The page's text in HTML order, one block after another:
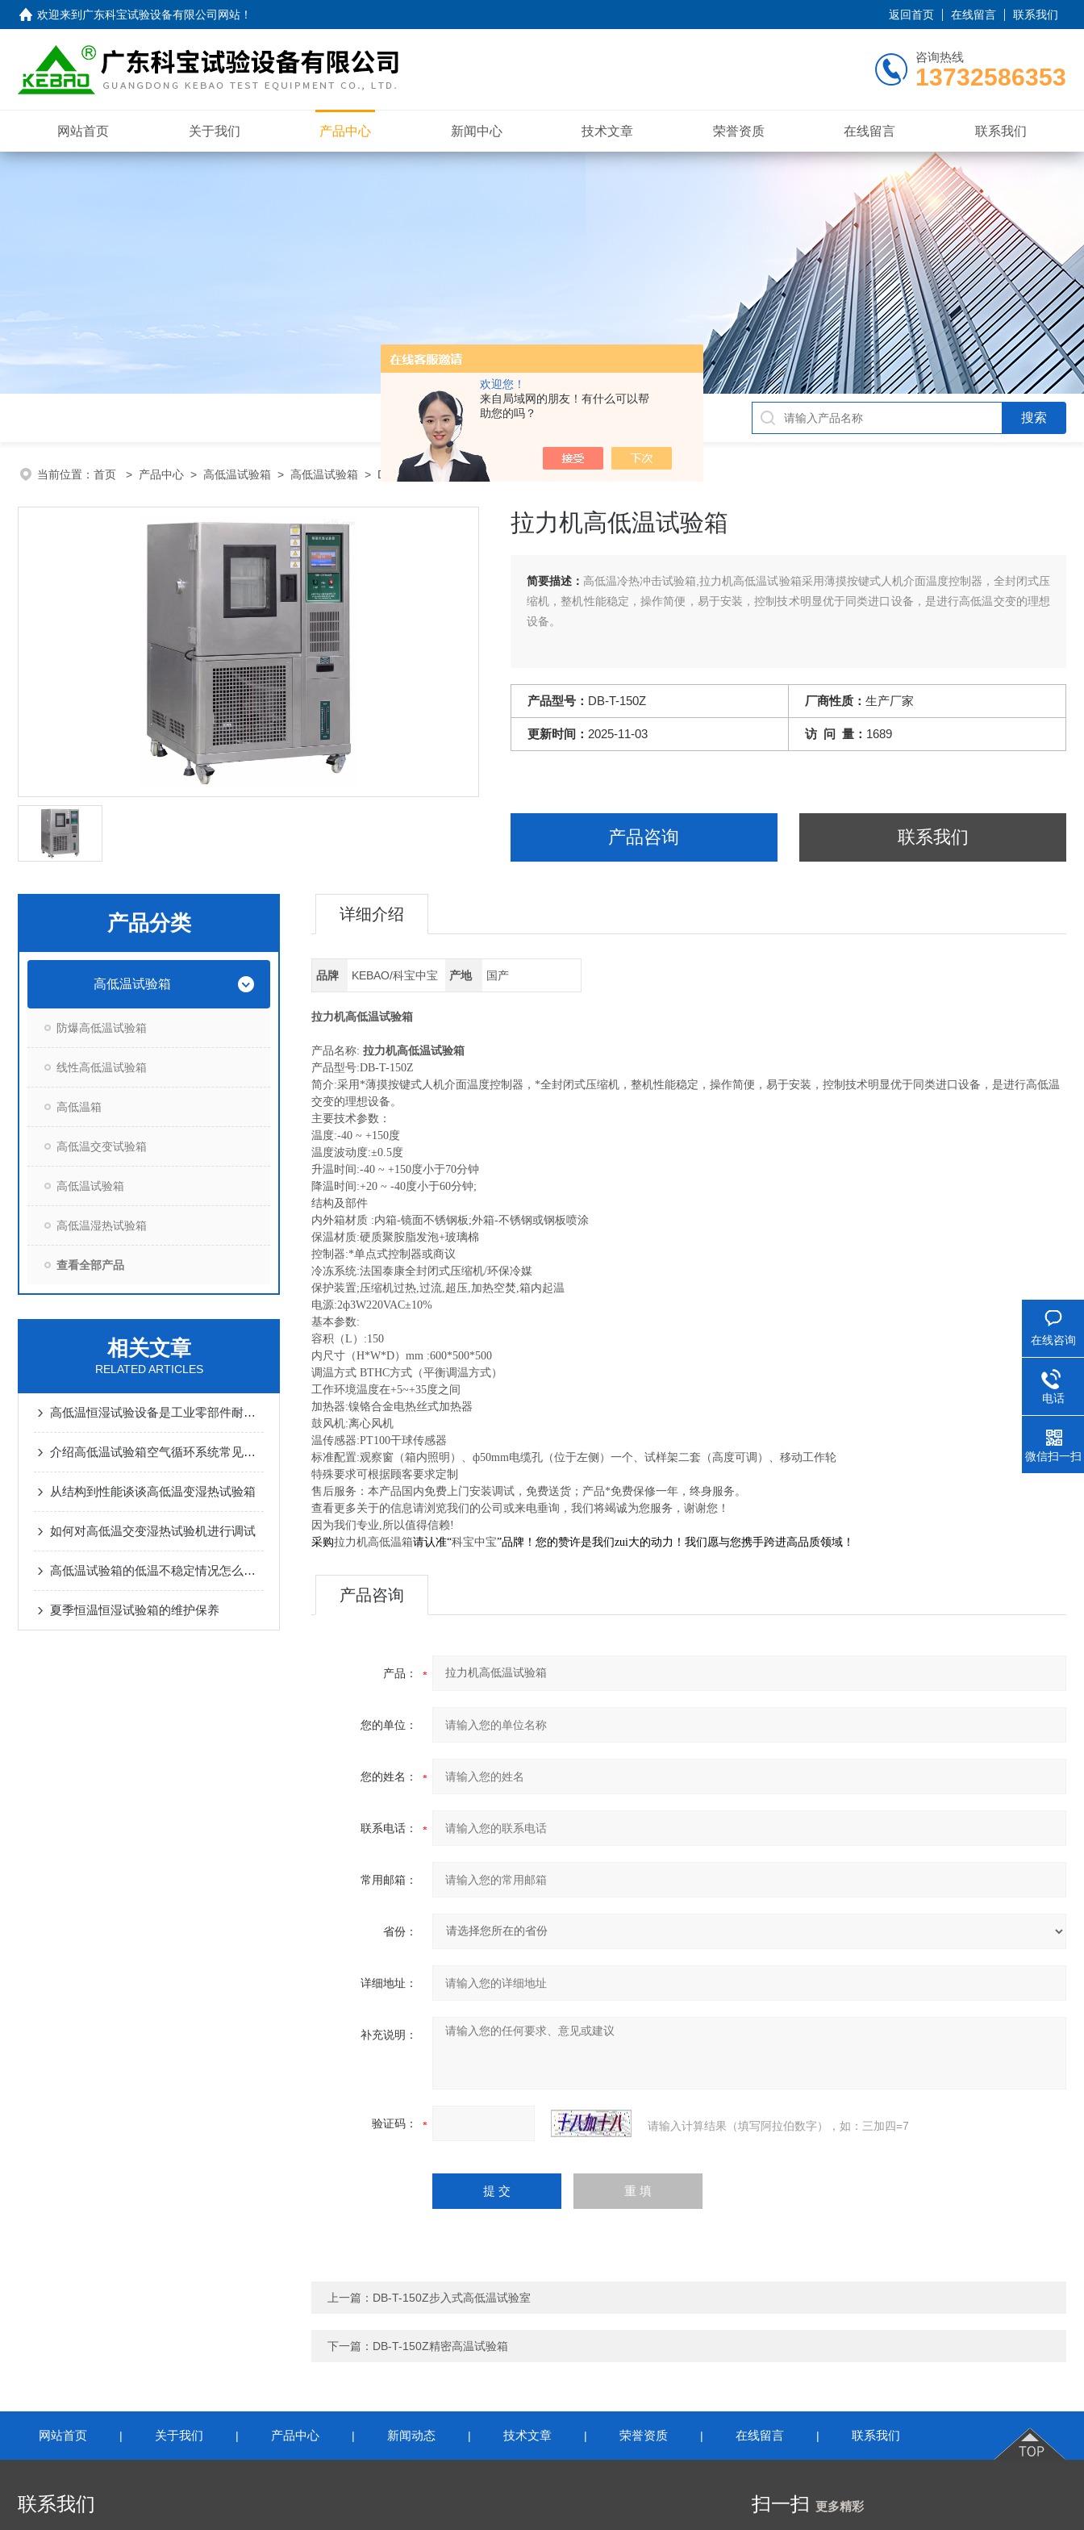
欢迎您！
来自局域网的朋友！有什么可以帮
助您的吗？
欢迎来到 广东科宝试验设备有限公司网站 ！ 返回首页 在线留言 联系我们
咨询热线
13732586353
网站首页 关于我们 产品中心 新闻中心 技术文章 荣誉资质 在线留言 联系我们
当前位置： 首页 > 产品中心 > 高低温试验箱 > 高低温试验箱 > DB-T-150Z拉力机高低温试验箱
拉力机高低温试验箱
简要描述： 高低温冷热冲击试验箱,拉力机高低温试验箱采用薄摸按键式人机介面温度控制器，全封闭式压
缩机，整机性能稳定，操作简便，易于安装，控制技术明显优于同类进口设备，是进行高低温交变的理想
设备。
产品型号： DB-T-150Z 厂商性质： 生产厂家
更新时间： 2025-11-03 访 问 量： 1689
产品咨询 联系我们
产品分类
高低温试验箱
防爆高低温试验箱
线性高低温试验箱
高低温箱
高低温交变试验箱
高低温试验箱
高低温湿热试验箱
查看全部产品
相关文章
RELATED ARTICLES
高低温恒湿试验设备是工业零部件耐湿检测设备
介绍高低温试验箱空气循环系统常见故障及解决办法
从结构到性能谈谈高低温变湿热试验箱
如何对高低温交变湿热试验机进行调试
高低温试验箱的低温不稳定情况怎么处理
夏季恒温恒湿试验箱的维护保养
详细介绍
品牌 KEBAO/科宝中宝 产地 国产
拉力机高低温试验箱
产品名称: 拉力机高低温试验箱
产品型号:DB-T-150Z
简介:采用*薄摸按键式人机介面温度控制器，*全封闭式压缩机，整机性能稳定，操作简便，易于安装，控制技术明显优于同类进口设备，是进行高低温
交变的理想设备。
主要技术参数：
温度:-40 ~ +150度
温度波动度:±0.5度
升温时间:-40 ~ +150度小于70分钟
降温时间:+20 ~ -40度小于60分钟;
结构及部件
内外箱材质 :内箱-镜面不锈钢板;外箱-不锈钢或钢板喷涂
保温材质:硬质聚胺脂发泡+玻璃棉
控制器:*单点式控制器或商议
冷冻系统:法国泰康全封闭式压缩机/环保冷媒
保护装置;压缩机过热,过流,超压,加热空焚,箱内起温
电源:2ф3W220VAC±10%
基本参数:
容积（L）:150
内尺寸（H*W*D）mm :600*500*500
调温方式 BTHC方式（平衡调温方式）
工作环境温度在+5~+35度之间
加热器:镍铬合金电热丝式加热器
鼓风机:离心风机
温传感器:PT100干球传感器
标准配置:观察窗（箱内照明）、ф50mm电缆孔（位于左侧）一个、试样架二套（高度可调）、移动工作轮
特殊要求可根据顾客要求定制
售后服务：本产品国内免费上门安装调试，免费送货；产品*免费保修一年，终身服务。
查看更多关于的信息请浏览我们的公司或来电垂询，我们将竭诚为您服务，谢谢您！
因为我们专业,所以值得信赖!
采购拉力机高低温箱请认准“科宝中宝”品牌！您的赞许是我们zui大的动力！我们愿与您携手跨进高品质领域！
产品咨询
产品：
您的单位：
您的姓名：
联系电话：
常用邮箱：
省份：
详细地址：
补充说明：
验证码： 请输入计算结果（填写阿拉伯数字），如：三加四=7
上一篇： DB-T-150Z步入式高低温试验室
下一篇： DB-T-150Z精密高温试验箱
网站首页 | 关于我们 | 产品中心 | 新闻动态 | 技术文章 | 荣誉资质 | 在线留言 | 联系我们
联系我们 扫一扫 更多精彩
在线咨询
电话
微信扫一扫